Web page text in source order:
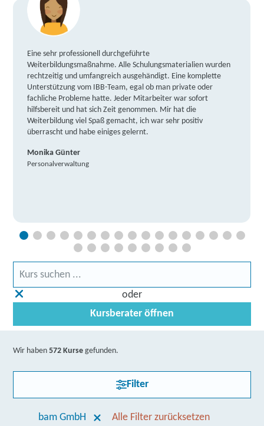
Eine sehr professionell durchgeführte
Weiterbildungsmaßnahme. Alle Schulungsmaterialien wurden
rechtzeitig und umfangreich ausgehändigt. Eine komplette
Unterstützung vom IBB-Team, egal ob man private oder
fachliche Probleme hatte. Jeder Mitarbeiter war sofort
hilfsbereit und hat sich Zeit genommen. Mir hat die
Weiterbildung viel Spaß gemacht, ich war sehr positiv
überrascht und habe einiges gelernt.
Monika Günter
Personalverwaltung
oder
Kursberater öffnen
Wir haben572 Kurse gefunden.
Filter
bam GmbH Alle Filter zurücksetzen